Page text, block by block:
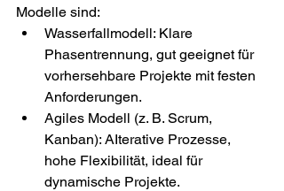
Modelle sind:
Wasserfallmodell: Klare
Phasentrennung, gut geeignet für
vorhersehbare Projekte mit festen
Anforderungen.
Agiles Modell (z. B. Scrum,
Kanban): AIterative Prozesse,
hohe Flexibilität, ideal für
dynamische Projekte.